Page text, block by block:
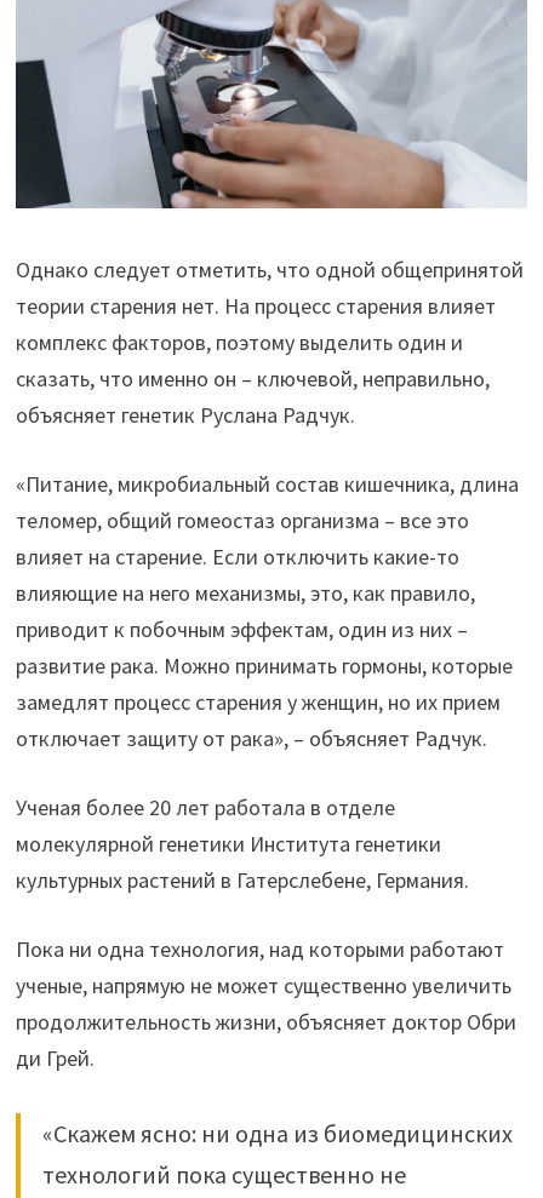
Однако следует отметить, что одной общепринятой
теории старения нет. На процесс старения влияет
комплекс факторов, поэтому выделить один и
сказать, что именно он – ключевой, неправильно,
объясняет генетик Руслана Радчук.
«Питание, микробиальный состав кишечника, длина
теломер, общий гомеостаз организма – все это
влияет на старение. Если отключить какие-то
влияющие на него механизмы, это, как правило,
приводит к побочным эффектам, один из них –
развитие рака. Можно принимать гормоны, которые
замедлят процесс старения у женщин, но их прием
отключает защиту от рака», – объясняет Радчук.
Ученая более 20 лет работала в отделе
молекулярной генетики Института генетики
культурных растений в Гатерслебене, Германия.
Пока ни одна технология, над которыми работают
ученые, напрямую не может существенно увеличить
продолжительность жизни, объясняет доктор Обри
ди Грей.
«Скажем ясно: ни одна из биомедицинских
технологий пока существенно не